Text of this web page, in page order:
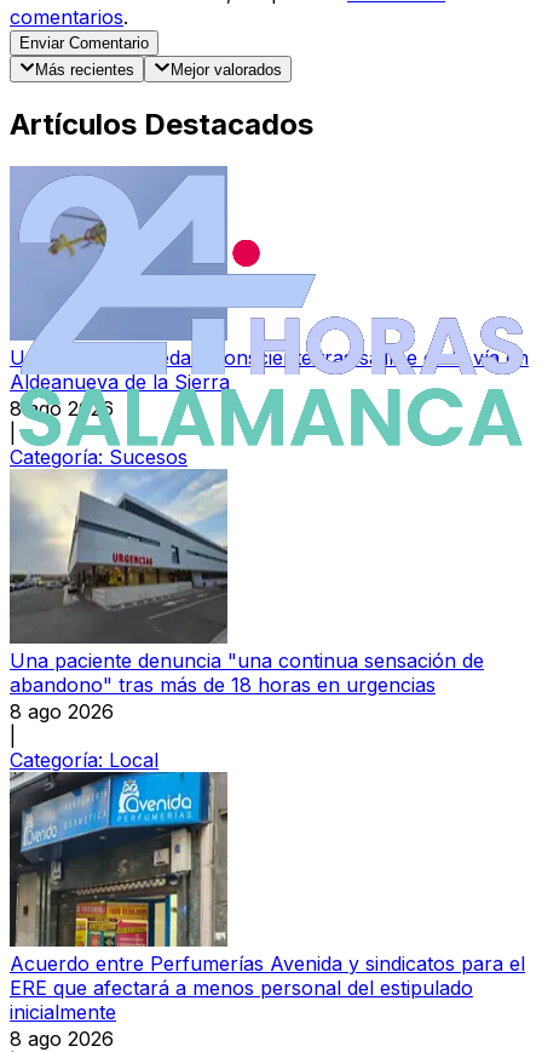
comentarios.
Enviar Comentario
Más recientes
Mejor valorados
Artículos Destacados
Un motorista queda inconsciente tras salirse de la vía en
Aldeanueva de la Sierra
8 ago 2026
Categoría: Sucesos
Una paciente denuncia "una continua sensación de
abandono" tras más de 18 horas en urgencias
8 ago 2026
Categoría: Local
Acuerdo entre Perfumerías Avenida y sindicatos para el
ERE que afectará a menos personal del estipulado
inicialmente
8 ago 2026